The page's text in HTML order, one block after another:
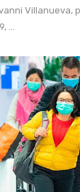
Villanueva,
...